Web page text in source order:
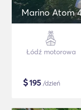
Marino Atom
Łódź motorowa
$195 /dzień